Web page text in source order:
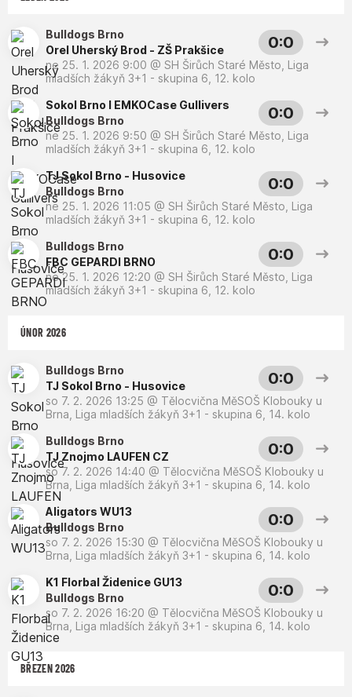
Bulldogs Brno
Orel Uherský Brod - ZŠ Prakšice
0:0
ne 25. 1. 2026 9:00 @ SH Širůch Staré Město Liga
mladších žákyň 3+1 - skupina 6, 12. kolo
Sokol Brno I EMKOCase Gullivers
Bulldogs Brno
0:0
ne 25. 1. 2026 9:50 @ SH Širůch Staré Město Liga
mladších žákyň 3+1 - skupina 6, 12. kolo
TJ Sokol Brno - Husovice
Bulldogs Brno
0:0
ne 25. 1. 2026 11:05 @ SH Širůch Staré Město Liga
mladších žákyň 3+1 - skupina 6, 12. kolo
Bulldogs Brno
FBC GEPARDI BRNO
0:0
ne 25. 1. 2026 12:20 @ SH Širůch Staré Město Liga
mladších žákyň 3+1 - skupina 6, 12. kolo
ÚNOR 2026
Bulldogs Brno
TJ Sokol Brno - Husovice
0:0
so 7. 2. 2026 13:25 @ Tělocvična MěSOŠ Klobouky u
Brna Liga mladších žákyň 3+1 - skupina 6, 14. kolo
Bulldogs Brno
TJ Znojmo LAUFEN CZ
0:0
so 7. 2. 2026 14:40 @ Tělocvična MěSOŠ Klobouky u
Brna Liga mladších žákyň 3+1 - skupina 6, 14. kolo
Aligators WU13
Bulldogs Brno
0:0
so 7. 2. 2026 15:30 @ Tělocvična MěSOŠ Klobouky u
Brna Liga mladších žákyň 3+1 - skupina 6, 14. kolo
K1 Florbal Židenice GU13
Bulldogs Brno
0:0
so 7. 2. 2026 16:20 @ Tělocvična MěSOŠ Klobouky u
Brna Liga mladších žákyň 3+1 - skupina 6, 14. kolo
BŘEZEN 2026